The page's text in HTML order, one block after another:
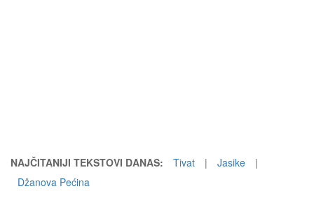
NAJČITANIJI TEKSTOVI DANAS: Tivat | Jasike
|
Džanova Pećina